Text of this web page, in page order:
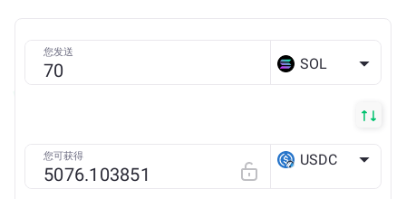
您发送
SOL
您可获得 USDC